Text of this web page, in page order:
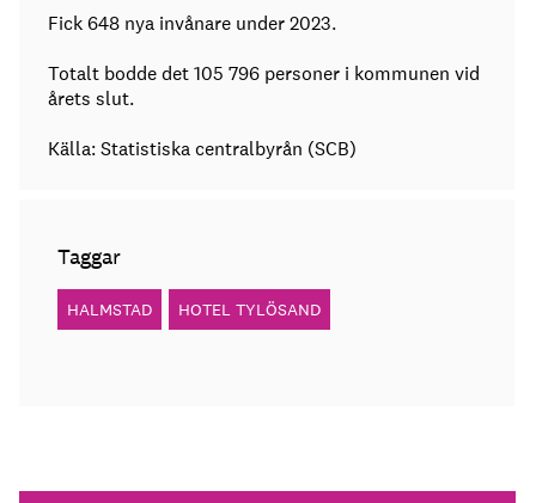
Fick 648 nya invånare under 2023.
Totalt bodde det 105 796 personer i kommunen vid
årets slut.
Källa: Statistiska centralbyrån (SCB)
Taggar
HALMSTAD HOTEL TYLÖSAND